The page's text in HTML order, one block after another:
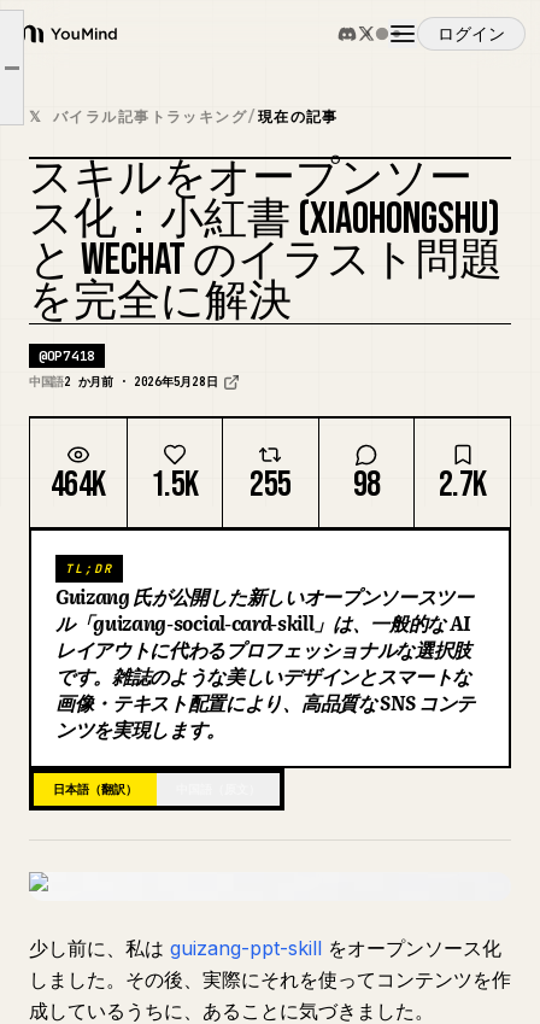
YouMind
ログイン
概要
ユースケース
スキル
プロンプト
料金
ダウンロード
ブログ
更新情報
2. 具体的に何が良いのか？
最後に
𝕏 バイラル記事トラッキング/現在の記事
カバーをリミックス
スキルをオープンソー
ス化：小紅書 (XIAOHONGSHU)
と WECHAT のイラスト問題
を完全に解決
@OP7418
中国語2 か月前 · 2026年5月28日
464K 1.5K 255 98 2.7K
TL;DR
Guizang 氏が公開した新しいオープンソースツー
ル「guizang-social-card-skill」は、一般的な AI
レイアウトに代わるプロフェッショナルな選択肢
です。雑誌のような美しいデザインとスマートな
画像・テキスト配置により、高品質な SNS コンテ
ンツを実現します。
日本語（翻訳）
少し前に、私は guizang-ppt-skill をオープンソース化
しました。その後、実際にそれを使ってコンテンツを作
成しているうちに、あることに気づきました。